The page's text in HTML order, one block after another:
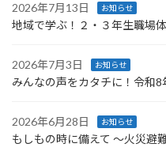
2026年7月13日 お知らせ
地域で学ぶ！２・３年生職場
2026年7月3日 お知らせ
みんなの声をカタチに！令和8
2026年6月28日 お知らせ
もしもの時に備えて ～火災避